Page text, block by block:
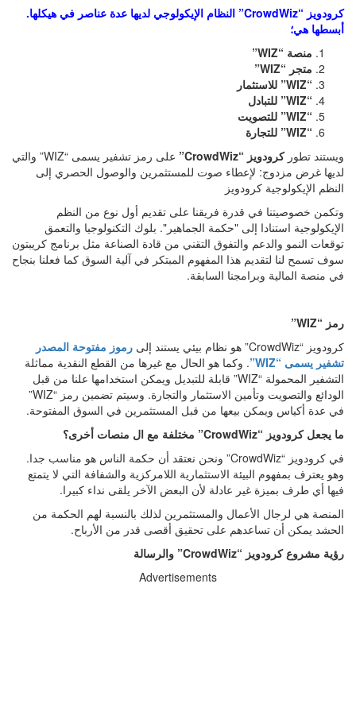
كرودويز “CrowdWiz” النظام الإيكولوجي لديها عدة عناصر في هيكلها.
أبسطها هي؛
منصة “WIZ
”
متجر “WIZ
”
“
WIZ
” للاستثمار
“
WIZ
” للتبادل
“
WIZ
” للتصويت
“
WIZ
” للتجارة
ويستند تطوركرودويز “CrowdWiz
” على رمز تشفير يسمى “WIZ” والتي
لديها غرض مزدوج: لإعطاء صوت للمستثمرين والوصول الحصري إلى
النظم الإيكولوجية كرودويز
وتكمن خصوصيتنا في قدرة فريقنا على تقديم أول نوع من النظم
الإيكولوجية استنادا إلى "حكمة الجماهير". بلوك التكنولوجيا والتعمق
توقعات النمو والدعم والتفوق التقني من قادة الصناعة مثل برنامج كريبتون
سوف تسمح لنا لتقديم هذا المفهوم المبتكر في آلية السوق كما فعلنا بنجاح
في منصة المالية وبرامجنا السابقة.
رمز “WIZ
”
كرودويز “CrowdWiz” هو نظام بيئي يستند إلى رموز مفتوحة المصدر
تشفير يسمى “WIZ
”. وكما هو الحال مع غيرها من القطع النقدية مماثلة
التشفير المحمولة “WIZ” قابلة للتبديل ويمكن استخدامها علنا ​​من قبل
الودائع والتصويت وتأمين الاستثمار والتجارة. وسيتم تضمين رمز “WIZ
”
في عدة أكياس ويمكن بيعها من قبل المستثمرين في السوق المفتوحة.
ما يجعل كرودويز “CrowdWiz” مختلفة مع ال منصات أخرى؟
في كرودويز “CrowdWiz” ونحن نعتقد أن حكمة الناس هو مناسب جدا.
وهو يعترف بمفهوم البيئة الاستثمارية اللامركزية والشفافة التي لا يتمتع
فيها أي طرف بميزة غير عادلة لأن البعض الآخر يلقى نداء كبيرا.
المنصة هي لرجال الأعمال والمستثمرين لذلك بالنسبة لهم الحكمة من
الحشد يمكن أن تساعدهم على تحقيق أقصى قدر من الأرباح.
رؤية مشروع كرودويز “CrowdWiz” والرسالة
Advertisements